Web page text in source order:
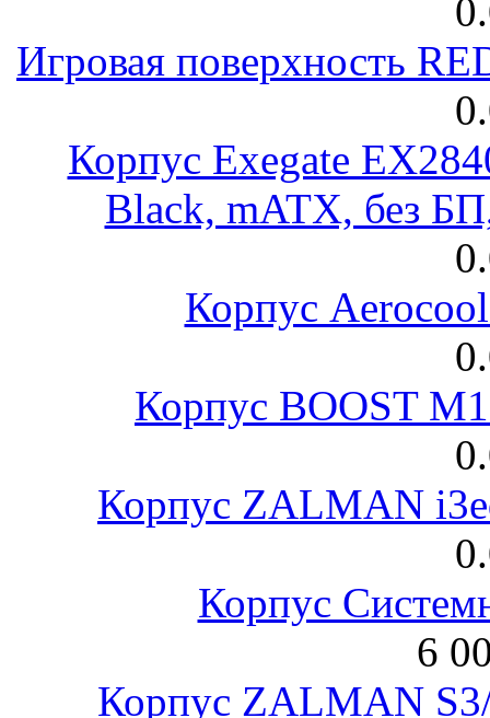
Игровая поверхность
Корпус Exegate
Black, mATX, без
Корпус
Корпус BOOST
Корпус ZALMAN
Корпус
6
Корпус ZALMAN